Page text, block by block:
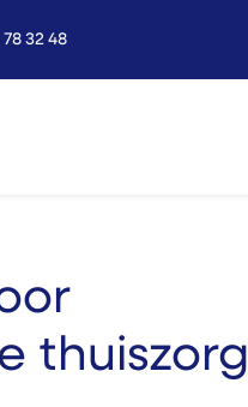
78 32 48
thuiszorg